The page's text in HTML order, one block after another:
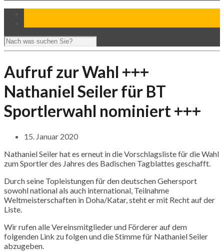
Aufruf zur Wahl +++
Nathaniel Seiler für BT
Sportlerwahl nominiert +++
15. Januar 2020
Nathaniel Seiler hat es erneut in die Vorschlagsliste für die Wahl
zum Sportler des Jahres des Badischen Tagblattes geschafft.
Durch seine Topleistungen für den deutschen Gehersport
sowohl national als auch international, Teilnahme
Weltmeisterschaften in Doha/Katar, steht er mit Recht auf der
Liste.
Wir rufen alle Vereinsmitglieder und Förderer auf dem
folgenden Link zu folgen und die Stimme für Nathaniel Seiler
abzugeben.